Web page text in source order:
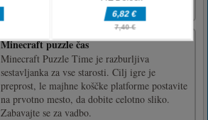
Minecraft puzzle čas
Minecraft Puzzle Time je razburljiva
sestavljanka za vse starosti. Cilj igre je
preprost, le majhne koščke platforme postavite
na prvotno mesto, da dobite celotno sliko.
Zabavajte se za vadbo.